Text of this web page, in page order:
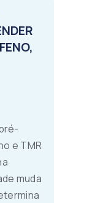
e TMR
muda